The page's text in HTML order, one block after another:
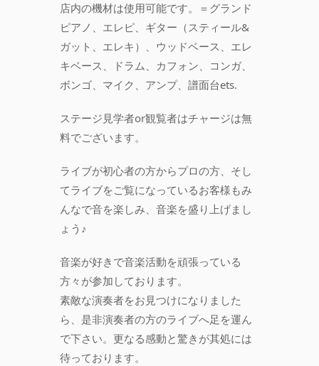
店内の機材は使用可能です。＝グランド
ピアノ、エレピ、ギター（スティール&
ガット、エレキ）、ウッドベース、エレ
キベース、ドラム、カフォン、コンガ、
ボンゴ、マイク、アンプ、譜面台ets.
ステージ見学者or観覧者はチャージは無
料でございます。
ライブが初心者の方からプロの方、そし
てライブをご覧になっているお客様もみ
んなで音を楽しみ、音楽を盛り上げまし
ょう♪
音楽が好きで音楽活動を頑張っている
方々が参加しております。
素敵な演奏者をお見つけになりました
ら、是非演奏者の方のライブへ足を運ん
で下さい。更なる感動と驚きが其処には
待っております。